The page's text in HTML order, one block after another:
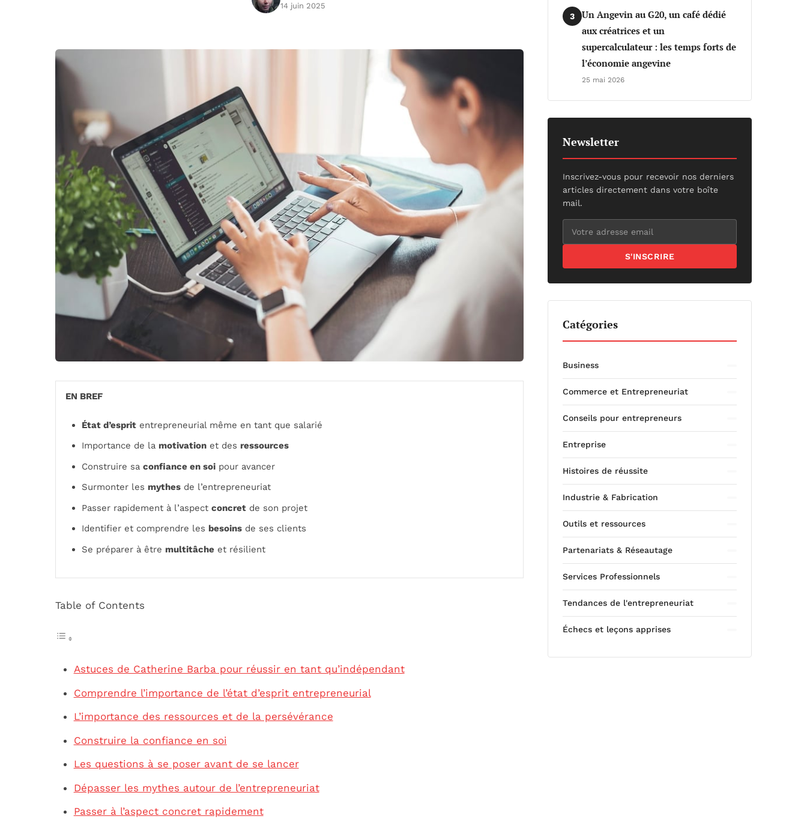
14 juin 2025
EN BREF
État d’esprit entrepreneurial même en tant que salarié
Importance de la motivation et des ressources
Construire sa confiance en soi pour avancer
Surmonter les mythes de l’entrepreneuriat
Passer rapidement à l’aspect concret de son projet
Identifier et comprendre les besoins de ses clients
Se préparer à être multitâche et résilient
Table of Contents
Astuces de Catherine Barba pour réussir en tant qu’indépendant
Comprendre l’importance de l’état d’esprit entrepreneurial
L’importance des ressources et de la persévérance
Construire la confiance en soi
Les questions à se poser avant de se lancer
Dépasser les mythes autour de l’entrepreneuriat
Passer à l’aspect concret rapidement
3
Un Angevin au G20, un café dédié
aux créatrices et un
supercalculateur : les temps forts de
l’économie angevine
25 mai 2026
Newsletter
Inscrivez-vous pour recevoir nos derniers
articles directement dans votre boîte
mail.
S'INSCRIRE
Catégories
Business
Commerce et Entrepreneuriat
Conseils pour entrepreneurs
Entreprise
Histoires de réussite
Industrie & Fabrication
Outils et ressources
Partenariats & Réseautage
Services Professionnels
Tendances de l'entrepreneuriat
Échecs et leçons apprises